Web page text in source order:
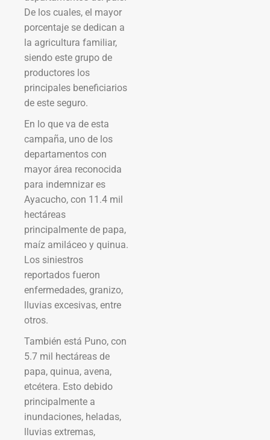
De los cuales, el mayor
porcentaje se dedican a
la agricultura familiar,
siendo este grupo de
productores los
principales beneficiarios
de este seguro.
En lo que va de esta
campaña, uno de los
departamentos con
mayor área reconocida
para indemnizar es
Ayacucho, con 11.4 mil
hectáreas
principalmente de papa,
maíz amiláceo y quinua.
Los siniestros
reportados fueron
enfermedades, granizo,
lluvias excesivas, entre
otros.
También está Puno, con
5.7 mil hectáreas de
papa, quinua, avena,
etcétera. Esto debido
principalmente a
inundaciones, heladas,
lluvias extremas,